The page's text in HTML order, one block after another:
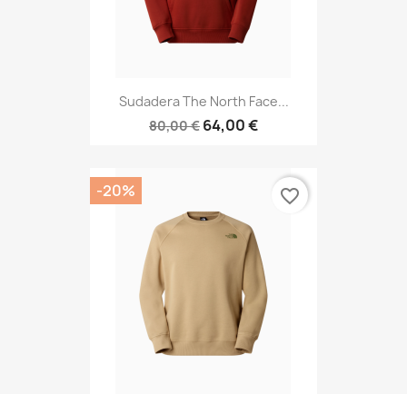
Sudadera The North Face...
80,00 € 64,00 €
-20% favorite_border